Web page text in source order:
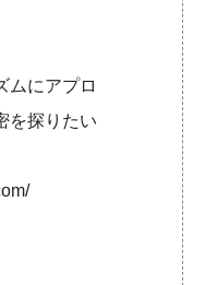
ムにアプロ
を探りたい